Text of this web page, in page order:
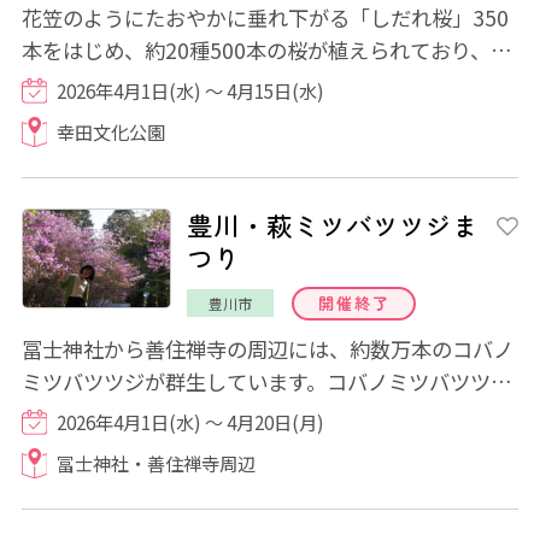
花笠のようにたおやかに垂れ下がる「しだれ桜」350
本をはじめ、約20種500本の桜が植えられており、優
美な風景が望めます。
2026年4月1日(水) ～ 4月15日(水)
幸田文化公園
豊川・萩ミツバツツジま
つり
豊川市 開催終了
冨士神社から善住禅寺の周辺には、約数万本のコバノ
ミツバツツジが群生しています。コバノミツバツツジ
が見頃になると辺り一帯を薄紫色に染め上げ...
2026年4月1日(水) ～ 4月20日(月)
冨士神社・善住禅寺周辺